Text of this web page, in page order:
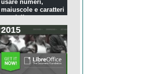
usare numeri,
maiuscole e caratteri
speciali ...
2015